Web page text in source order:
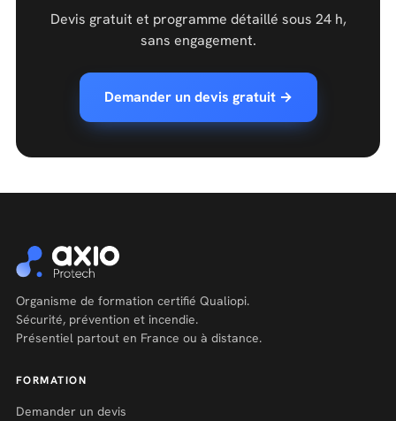
Devis gratuit et programme détaillé sous 24 h,
sans engagement.
Demander un devis gratuit →
Organisme de formation certifié Qualiopi.
Sécurité, prévention et incendie.
Présentiel partout en France ou à distance.
FORMATION
Demander un devis